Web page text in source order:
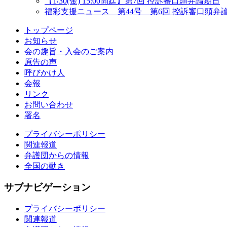
福彩支援ニュース 第44号 第6回 控訴審口頭弁
トップページ
お知らせ
会の趣旨・入会のご案内
原告の声
呼びかけ人
会報
リンク
お問い合わせ
署名
プライバシーポリシー
関連報道
弁護団からの情報
全国の動き
サブナビゲーション
プライバシーポリシー
関連報道